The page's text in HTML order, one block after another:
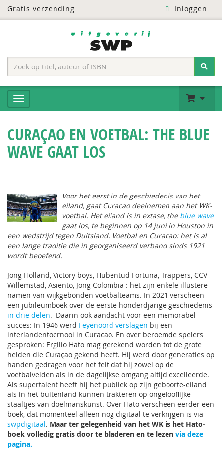
Gratis verzending Inloggen
CURAÇAO EN VOETBAL: THE BLUE
WAVE GAAT LOS
Voor het eerst in de geschiedenis van het
eiland, gaat Curacao deelnemen aan het WK-
voetbal. Het eiland is in extase, theblue wave
gaat los, te beginnen op 14 juni in Houston in
een wedstrijd tegen Duitsland. Voetbal en Curacao: het is al
een lange traditie die in georganiseerd verband sinds 1921
wordt beoefend.
Jong Holland, Victory boys, Hubentud Fortuna, Trappers, CCV
Willemstad, Asiento, Jong Colombia : het zijn enkele illustere
namen van wijkgebonden voetbalteams. In 2021 verscheen
een jubileumboek over de eerste honderdjarige geschiedenis
in drie delen. Daarin ook aandacht voor een memorabel
succes: In 1946 werd Feyenoord verslagen bij een
interlandentoernooi in Curacao. En over beroemde spelers
gesproken: Ergilio Hato mag gerekend worden tot de grote
helden die Curaçao gekend heeft. Hij werd door generaties op
handen gedragen voor het feit dat hij zowel op de
voetbalvelden als in de dagelijkse omgang altijd excelleerde.
Als supertalent heeft hij het publiek op zijn geboorte-eiland
als in het buitenland kunnen trakteren op ongelooflijke
staaltjes van doelmanskunst. Over Hato verscheen eerder een
boek, dat momenteel alleen nog digitaal te verkrijgen is via
swpdigitaal. Maar ter gelegenheid van het WK is het Hato-
boek volledig gratis door te bladeren en te lezen via deze
pagina.